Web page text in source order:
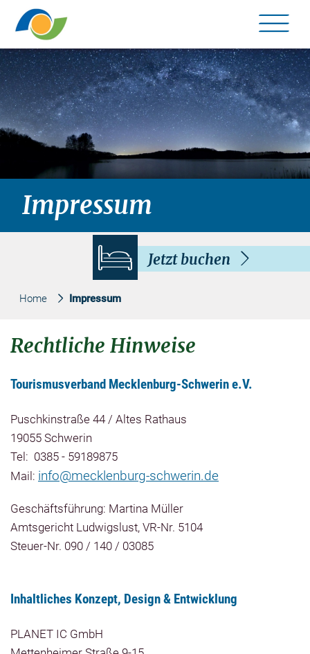
©
Impressum
Jetzt buchen
Home Impressum
Rechtliche Hinweise
Tourismusverband Mecklenburg-Schwerin e.V.
Puschkinstraße 44 / Altes Rathaus
19055 Schwerin
Tel: 0385 - 59189875
Mail: info@mecklenburg-schwerin.de
Geschäftsführung: Martina Müller
Amtsgericht Ludwigslust, VR-Nr. 5104
Steuer-Nr. 090 / 140 / 03085
Inhaltliches Konzept, Design & Entwicklung
PLANET IC GmbH